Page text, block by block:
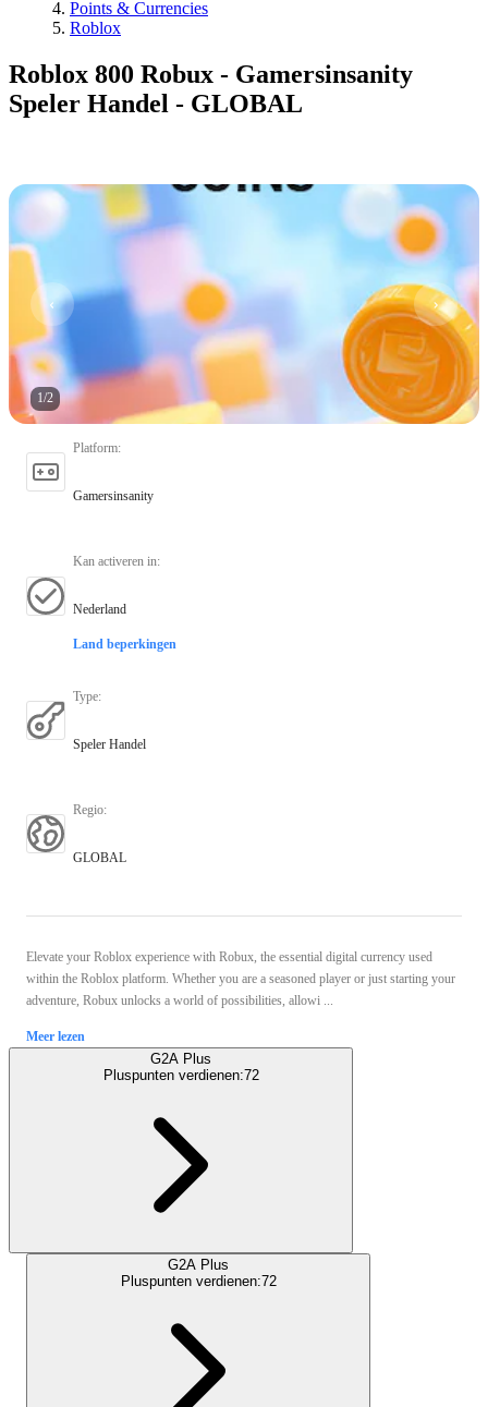
Points & Currencies
Roblox
Roblox 800 Robux - Gamersinsanity
Speler Handel - GLOBAL
1/2
Platform:
Gamersinsanity
Kan activeren in:
Nederland
Land beperkingen
Type:
Speler Handel
Regio:
GLOBAL
Elevate your Roblox experience with Robux, the essential digital currency used
within the Roblox platform. Whether you are a seasoned player or just starting your
adventure, Robux unlocks a world of possibilities, allowi ...
Meer lezen
G2A Plus
Pluspunten verdienen:72
G2A Plus
Pluspunten verdienen:72